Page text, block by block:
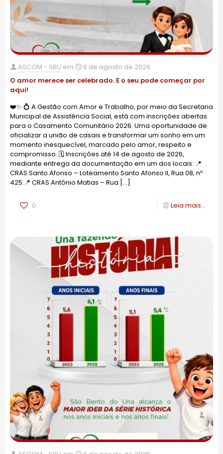
ASCOM - SBU em
6 de agosto de 2026
O amor merece ser celebrado. E o seu pode começar por
aqui!
❤️✨ 💍 A Gestão com Amor e Trabalho, por meio da Secretaria
Municipal de Assistência Social, está com inscrições abertas
para o Casamento Comunitário 2026. Uma oportunidade de
oficializar a união de casais e transformar um sonho em um
momento inesquecível, marcado pelo amor, respeito e
compromisso. 🗓️ Inscrições até 14 de agosto de 2026,
mediante entrega da documentação em um dos locais: 📍
CRAS Santo Afonso – Loteamento Santo Afonso II, Rua 08, nº
425.📍 CRAS Antônio Matias – Rua […]
0 Leia mais...